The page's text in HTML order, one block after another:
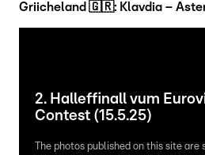
Griicheland 🇬🇷: Klavdia –
2. Halleffinall vum
Contest (15.5.25)
The photos published on this site